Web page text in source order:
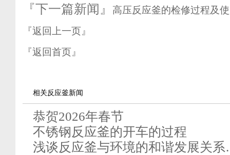
『下一篇新闻』
高压反应釜的检修过程及
『返回上一页』
『返回首页』
相关反应釜新闻
恭贺2026年春节
不锈钢反应釜的开车的过程
浅谈反应釜与环境的和谐发展关